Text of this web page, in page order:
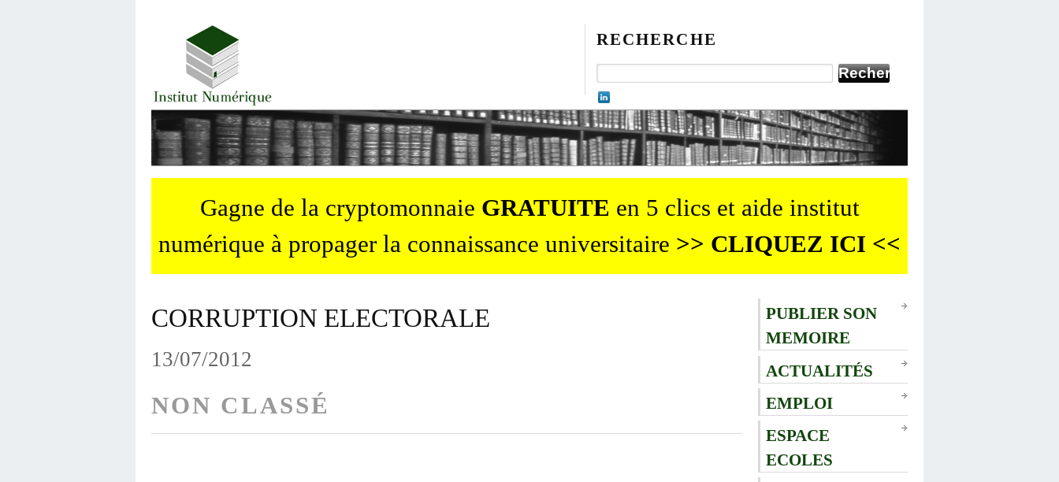
RECHERCHE
Gagne de la cryptomonnaie GRATUITE en 5 clics et aide institut
numérique à propager la connaissance universitaire >> CLIQUEZ ICI <<
CORRUPTION ELECTORALE
13/07/2012
NON CLASSÉ
PUBLIER SON
MEMOIRE
ACTUALITÉS
EMPLOI
ESPACE
ECOLES